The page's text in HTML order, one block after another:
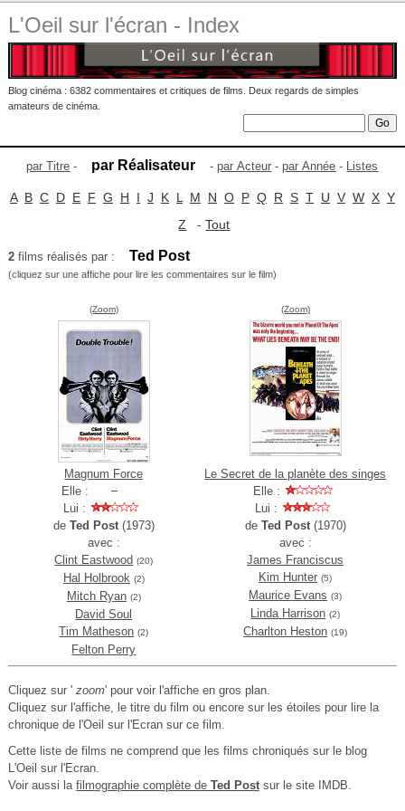
L'Oeil sur l'écran - Index
Blog cinéma : 6382 commentaires et critiques de films. Deux regards de simples
amateurs de cinéma.
par Titre - par Réalisateur -par Acteur -par Année - Listes
A B C D E F G H I J K L M N O P Q R S T U V W X Y
Z -Tout
2films réalisés par : Ted Post
(cliquez sur une affiche pour lire les commentaires sur le film)
(Zoom)
Magnum Force
Elle :
Lui :
de Ted Post(1973)
avec :
Clint Eastwood (20)
Hal Holbrook (2)
Mitch Ryan (2)
David Soul
Tim Matheson (2)
Felton Perry
(Zoom)
Le Secret de la planète des singes
Elle :
Lui :
de Ted Post(1970)
avec :
James Franciscus
Kim Hunter (5)
Maurice Evans (3)
Linda Harrison (2)
Charlton Heston (19)
Cliquez sur ' zoom' pour voir l'affiche en gros plan.
Cliquez sur l'affiche, le titre du film ou encore sur les étoiles pour lire la
chronique de l'Oeil sur l'Ecran sur ce film.
Cette liste de films ne comprend que les films chroniqués sur le blog
L'Oeil sur l'Ecran.
Voir aussi la filmographie complète de Ted Postsur le site IMDB.